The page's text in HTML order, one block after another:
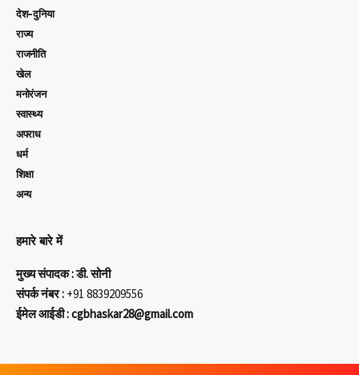
देश-दुनिया
राज्य
राजनीति
खेल
मनोरंजन
स्वास्थ्य
अपराध
धर्म
शिक्षा
अन्य
हमारे बारे में
मुख्य संपादक : डी. सोनी
संपर्क नंबर : +91 8839209556
ईमेल आईडी : cgbhaskar28@gmail.com